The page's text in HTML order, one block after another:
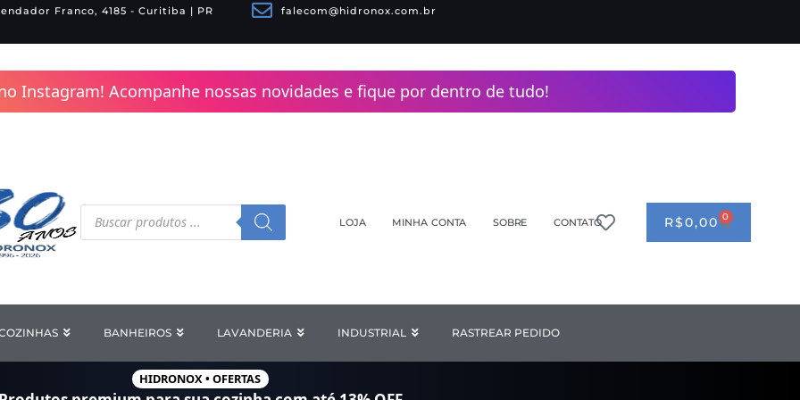
Franco, 4185 - Curitiba | PR falecom@hidronox.com.br
Instagram! Acompanhe nossas novidades e fique por dentro de tudo!
Pesquisar
produtos LOJA MINHA CONTA SOBRE CONTATO R$0,00 0 CART
Open COZINHAS
BANHEIROS Open BANHEIROS
LAVANDERIA Open LAVANDERIA
INDUSTRIAL Open INDUSTRIAL
RASTREAR PEDIDO
HIDRONOX • OFERTAS